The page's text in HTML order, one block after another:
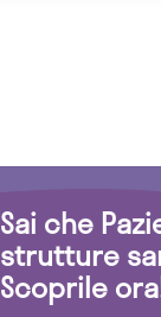
Sai che
strutture
Scoprile